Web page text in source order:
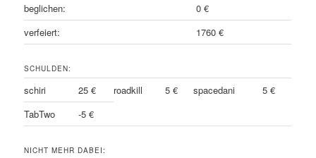
beglichen:
0 €
verfeiert:
1760 €
SCHULDEN:
schiri 25 € roadkill 5 € spacedani
5 €
TabTwo
-5 €
NICHT MEHR DABEI: